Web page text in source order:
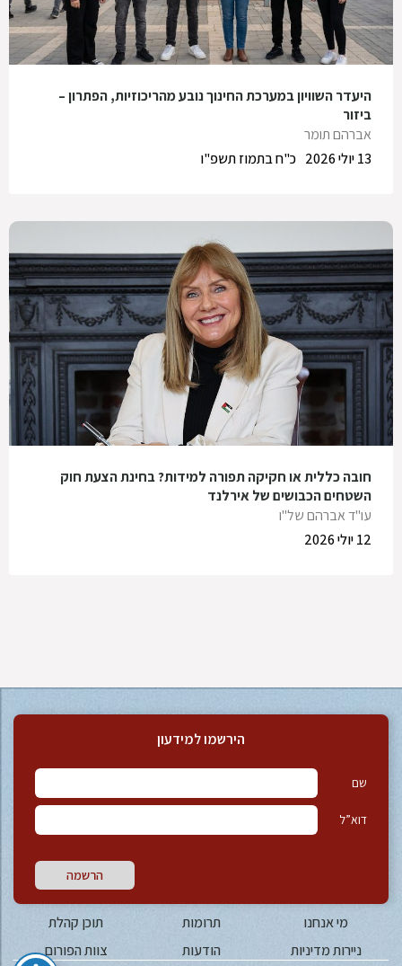
היעדר השוויון במערכת החינוך נובע מהריכוזיות, הפתרון –
ביזור
אברהם תומר
כ"ח בתמוז תשפ"ו
13 יולי 2026
חובה כללית או חקיקה תפורה למידות? בחינת הצעת חוק
השטחים הכבושים של אירלנד
עו"ד אברהם של"ו
12 יולי 2026
הירשמו למידעון
שם
דוא”ל
הרשמה
מי אנחנו תרומות
תוכן קהלת
ניירות מדיניות
הודעות צוות הפורום